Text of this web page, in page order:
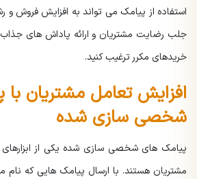
استفاده از پیامک می تواند به افزایش فروش
جلب رضایت مشتریان و ارائه پاداش های جذاب،
خریدهای مکرر ترغیب کنید.
افزایش تعامل مشتریان
شخصی سازی شده
پیامک های شخصی سازی شده یکی از
مشتریان هستند. با ارسال پیامک هایی که نام